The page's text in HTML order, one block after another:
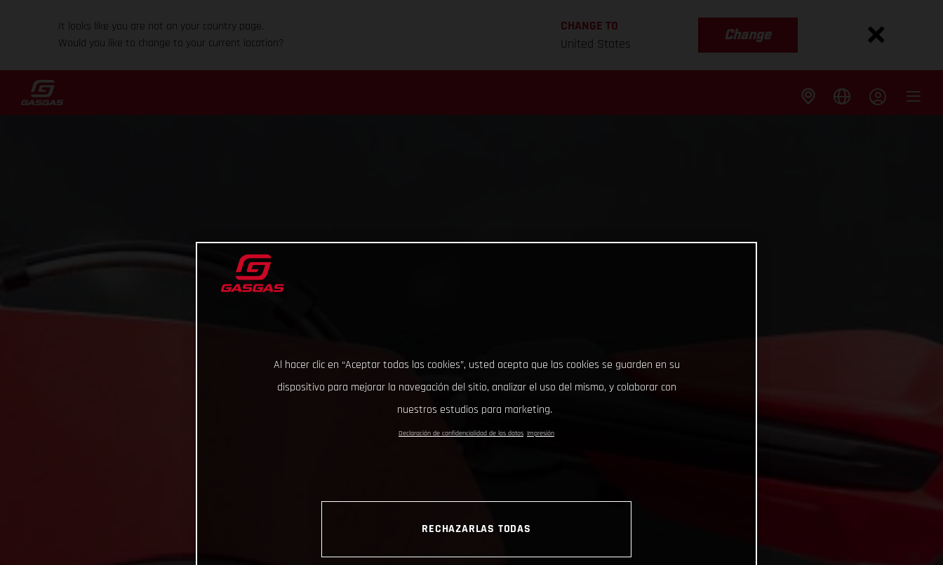
It looks like you are not on your country page.
Would you like to change to your current location?
CHANGE TO
United States
Change
Al hacer clic en “Aceptar todas las cookies”, usted acepta que las cookies se guarden en su
dispositivo para mejorar la navegación del sitio, analizar el uso del mismo, y colaborar con
nuestros estudios para marketing.
Declaración de confidencialidad de los datos Impresión
RECHAZARLAS TODAS